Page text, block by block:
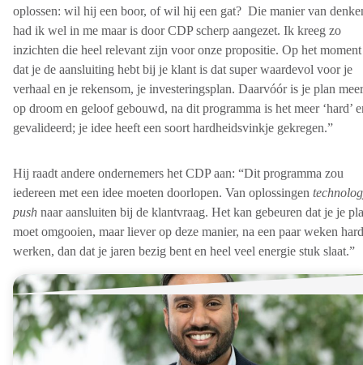
oplossen: wil hij een boor, of wil hij een gat? Die manier van
had ik wel in me maar is door CDP scherp aangezet. Ik kreeg zo
inzichten die heel relevant zijn voor onze propositie. Op het moment
dat je de aansluiting hebt bij je klant is dat super waardevol voor je
verhaal en je rekensom, je investeringsplan. Daarvóór is je plan meer
op droom en geloof gebouwd, na dit programma is het meer ‘hard’
gevalideerd; je idee heeft een soort hardheidsvinkje gekregen.”
Hij raadt andere ondernemers het CDP aan: “Dit programma zou
iedereen met een idee moeten doorlopen. Van oplossingen
push naar aansluiten bij de klantvraag. Het kan gebeuren dat je je
moet omgooien, maar liever op deze manier, na een paar weken hard
werken, dan dat je jaren bezig bent en heel veel energie stuk slaat.”